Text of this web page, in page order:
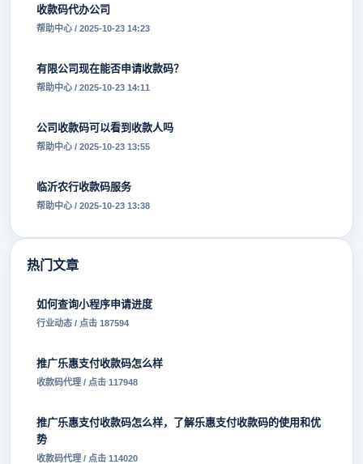
收款码代办公司
帮助中心 / 2025-10-23 14:23
有限公司现在能否申请收款码？
帮助中心 / 2025-10-23 14:11
公司收款码可以看到收款人吗
帮助中心 / 2025-10-23 13:55
临沂农行收款码服务
帮助中心 / 2025-10-23 13:38
热门文章
如何查询小程序申请进度
行业动态 / 点击 187594
推广乐惠支付收款码怎么样
收款码代理 / 点击 117948
推广乐惠支付收款码怎么样，了解乐惠支付收款码的使用和优
势
收款码代理 / 点击 114020